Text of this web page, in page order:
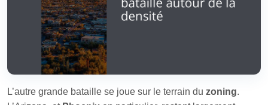
L’autre grande bataille se joue sur le terrain du zoning.